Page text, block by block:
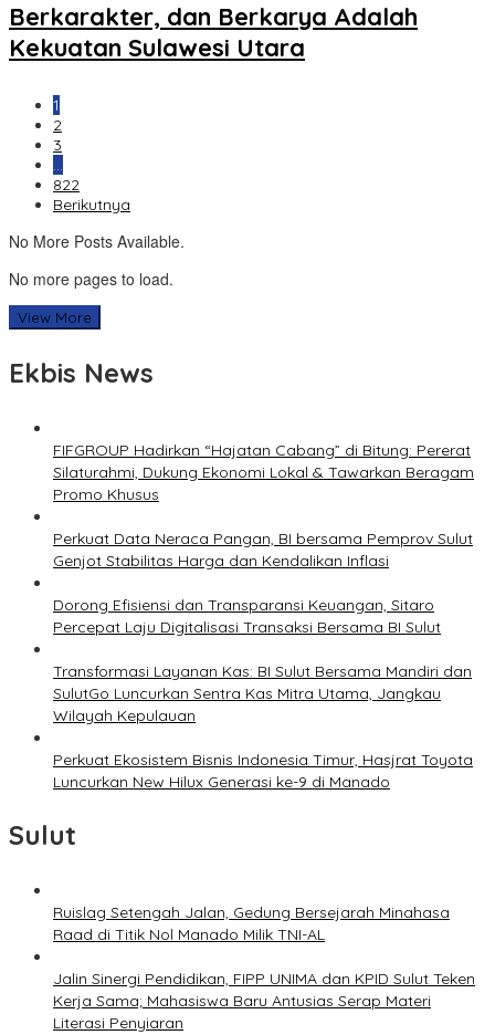
Berkarakter, dan Berkarya Adalah
Kekuatan Sulawesi Utara
1
2
3
…
822
Berikutnya
No More Posts Available.
No more pages to load.
View More
Ekbis News
FIFGROUP Hadirkan “Hajatan Cabang” di Bitung: Pererat
Silaturahmi, Dukung Ekonomi Lokal & Tawarkan Beragam
Promo Khusus
Perkuat Data Neraca Pangan, BI bersama Pemprov Sulut
Genjot Stabilitas Harga dan Kendalikan Inflasi
Dorong Efisiensi dan Transparansi Keuangan, Sitaro
Percepat Laju Digitalisasi Transaksi Bersama BI Sulut
Transformasi Layanan Kas: BI Sulut Bersama Mandiri dan
SulutGo Luncurkan Sentra Kas Mitra Utama, Jangkau
Wilayah Kepulauan
Perkuat Ekosistem Bisnis Indonesia Timur, Hasjrat Toyota
Luncurkan New Hilux Generasi ke-9 di Manado
Sulut
Ruislag Setengah Jalan, Gedung Bersejarah Minahasa
Raad di Titik Nol Manado Milik TNI-AL
Jalin Sinergi Pendidikan, FIPP UNIMA dan KPID Sulut Teken
Kerja Sama; Mahasiswa Baru Antusias Serap Materi
Literasi Penyiaran